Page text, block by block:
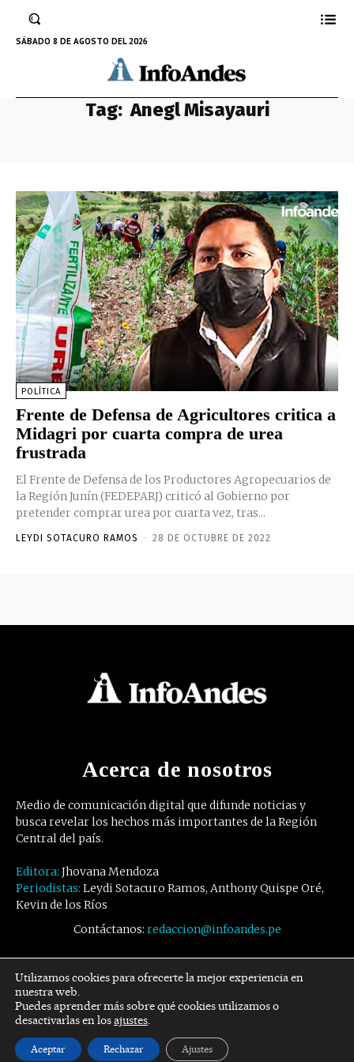
SÁBADO 8 DE AGOSTO DEL 2026
Tag: Anegl Misayauri
POLÍTICA
Frente de Defensa de Agricultores critica a
Midagri por cuarta compra de urea
frustrada
El Frente de Defensa de los Productores Agropecuarios de
la Región Junín (FEDEPARJ) criticó al Gobierno por
pretender comprar urea por cuarta vez, tras...
LEYDI SOTACURO RAMOS - 28 DE OCTUBRE DE 2022
Acerca de nosotros
Medio de comunicación digital que difunde noticias y
busca revelar los hechos más importantes de la Región
Central del país.
Editora: Jhovana Mendoza
Periodistas: Leydi Sotacuro Ramos, Anthony Quispe Oré,
Kevin de los Ríos
Contáctanos: redaccion@infoandes.pe
Síguenos
Facebook Twitter Youtube
Utilizamos cookies para ofrecerte la mejor experiencia en
nuestra web.
Puedes aprender más sobre qué cookies utilizamos o
desactivarlas en losajustes.
Aceptar Rechazar Ajustes